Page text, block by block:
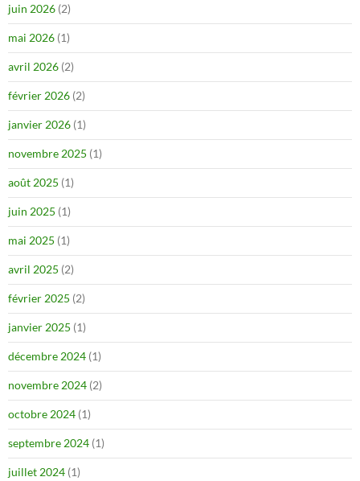
juin 2026 (2)
mai 2026 (1)
avril 2026 (2)
février 2026 (2)
janvier 2026 (1)
novembre 2025 (1)
août 2025 (1)
juin 2025 (1)
mai 2025 (1)
avril 2025 (2)
février 2025 (2)
janvier 2025 (1)
décembre 2024 (1)
novembre 2024 (2)
octobre 2024 (1)
septembre 2024 (1)
juillet 2024 (1)